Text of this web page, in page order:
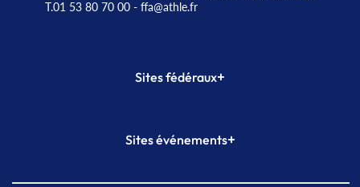
T.01 53 80 70 00- ffa@athle.fr
Sites fédéraux+
Plateforme Formation
Sites événements+